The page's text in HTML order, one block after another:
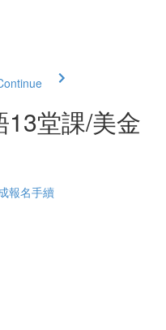
13堂課/美金
報名手續